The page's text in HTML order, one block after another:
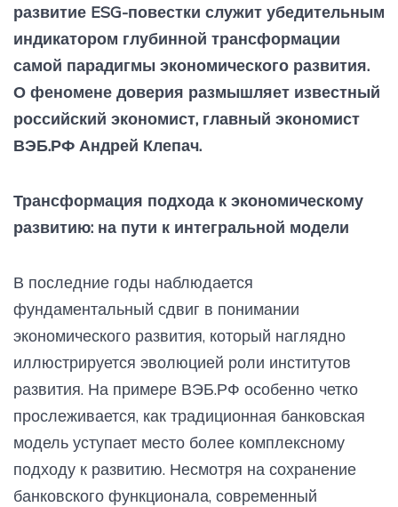
развитие ESG-повестки служит убедительным
индикатором глубинной трансформации
самой парадигмы экономического развития.
О феномене доверия размышляет известный
российский экономист, главный экономист
ВЭБ.РФ Андрей Клепач.
Трансформация подхода к экономическому
развитию: на пути к интегральной модели
В последние годы наблюдается
фундаментальный сдвиг в понимании
экономического развития, который наглядно
иллюстрируется эволюцией роли институтов
развития. На примере ВЭБ.РФ особенно четко
прослеживается, как традиционная банковская
модель уступает место более комплексному
подходу к развитию. Несмотря на сохранение
банковского функционала, современный